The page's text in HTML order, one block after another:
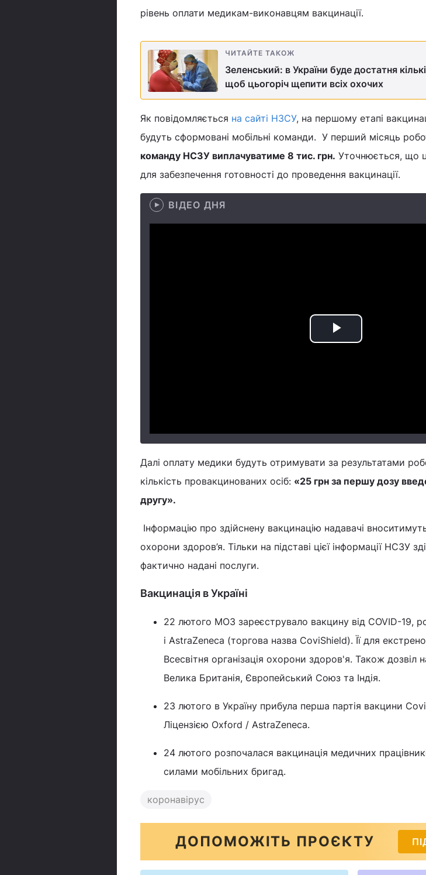
рівень оплати медикам-виконавцям вакцинації.
ЧИТАЙТЕ ТАКОЖ
Зеленський: в України буде достатня
щоб цьогоріч щепити всіх охочих
Як повідомляється на сайті НЗСУ, на першому етапі
будуть сформовані мобільні команди. У перший місяць
команду НСЗУ виплачуватиме 8 тис. грн. Уточнюється, що
для забезпечення готовності до проведення вакцинації.
ВІДЕО ДНЯ
Play
Далі оплату медики будуть отримувати за результатами
кількість провакцинованих осіб: «25 грн за першу дозу
другу».
Інформацію про здійснену вакцинацію надавачі
охорони здоров’я. Тільки на підставі цієї інформації НСЗУ
фактично надані послуги.
Вакцинація в Україні
22 лютого МОЗ зареєструвало вакцину від COVID-19,
і AstraZeneca (торгова назва CoviShield). Її для
Всесвітня організація охорони здоров'я. Також дозвіл
Велика Британія, Європейський Союз та Індія.
23 лютого в Україну прибула перша партія вакцини
Ліцензією Oxford / AstraZeneca.
24 лютого розпочалася вакцинація медичних
силами мобільних бригад.
коронавірус
ДОПОМОЖІТЬ ПРОЄКТУ